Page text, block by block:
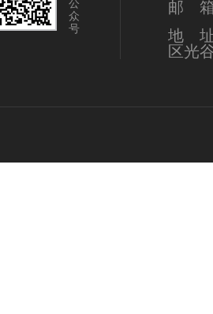
公
众
号
邮 箱
地 址
区光